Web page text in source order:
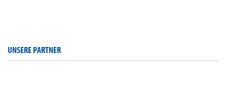
UNSERE PARTNER